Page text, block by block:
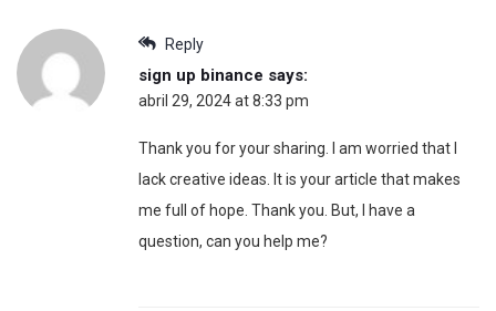
Reply
sign up binance says:
abril 29, 2024 at 8:33 pm
Thank you for your sharing. I am worried that I
lack creative ideas. It is your article that makes
me full of hope. Thank you. But, I have a
question, can you help me?